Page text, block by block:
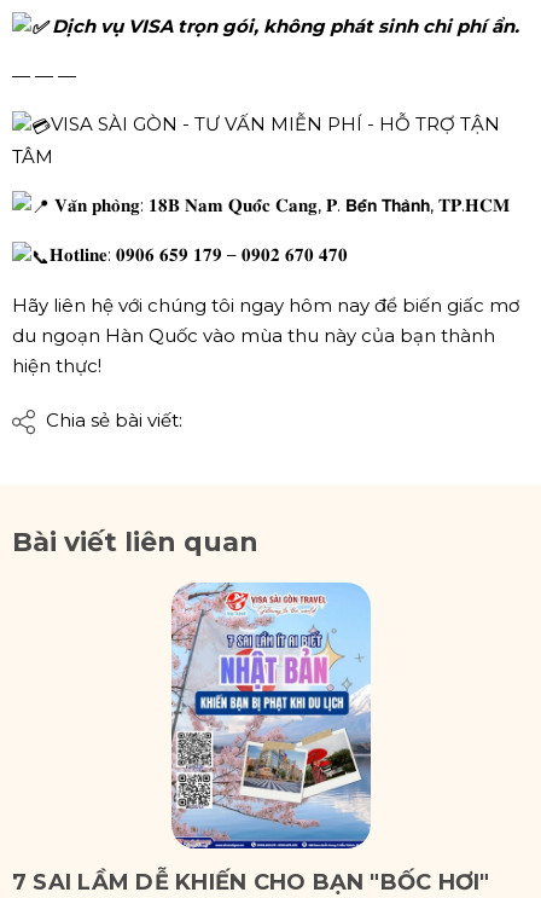
Dịch vụ VISA trọn gói, không phát sinh chi phí ẩn.
— — —
VISA SÀI GÒN - TƯ VẤN MIỄN PHÍ - HỖ TRỢ TẬN
TÂM
𝐕𝐚̆𝐧 𝐩𝐡𝐨̀𝐧𝐠: 𝟏𝟖𝐁 𝐍𝐚𝐦 𝐐𝐮𝐨̂́𝐜 𝐂𝐚𝐧𝐠, 𝐏. 𝗕𝗲̂́𝗻 𝗧𝗵𝗮̀𝗻𝗵, 𝐓𝐏.𝐇𝐂𝐌
𝐇𝐨𝐭𝐥𝐢𝐧𝐞: 𝟎𝟗𝟎𝟔 𝟔𝟓𝟗 𝟏𝟕𝟗 – 𝟎𝟗𝟎𝟐 𝟔𝟕𝟎 𝟒𝟕𝟎
Hãy liên hệ với chúng tôi ngay hôm nay để biến giấc mơ
du ngoạn Hàn Quốc vào mùa thu này của bạn thành
hiện thực!
Chia sẻ bài viết:
Bài viết liên quan
7 SAI LẦM DỄ KHIẾN CHO BẠN "BỐC HƠI"